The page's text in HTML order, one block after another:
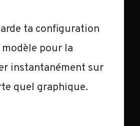
ta configuration
pour la
instantanément sur
quel graphique.